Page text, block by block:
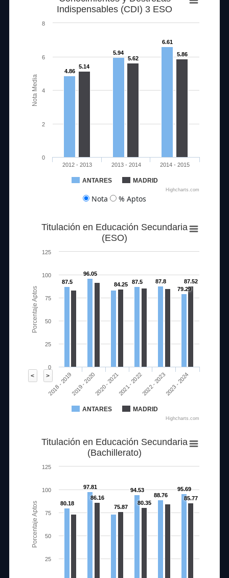
Nota Media
Indispensables (CDI) 3 ESO
4.86
5.94
6.61
5.14
5.62
5.86
ANTARES MADRID
2012 - 2013 2013 - 2014 2014 - 2015
0
2
4
6
8
Highcharts.com
Nota % Aptos
< >
Porcentaje Aptos
Titulación en Educación Secundaria
(ESO)
87.5
96.05
87.5
87.8
79.29
84.25 87.52
ANTARES MADRID
2018 - 20192019 - 20202020 - 20212021 - 20222022 - 20232023 - 2024
0
25
50
75
100
125
Highcharts.com
Porcentaje Aptos
Titulación en Educación Secundaria
(Bachillerato)
80.18
97.81
94.53
88.76
95.69
86.16
75.87
80.35
85.77
25
50
75
100
125